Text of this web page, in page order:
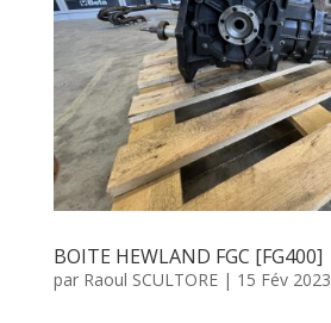
BOITE HEWLAND FGC [FG400]
par Raoul SCULTORE| 15 Fév 2023